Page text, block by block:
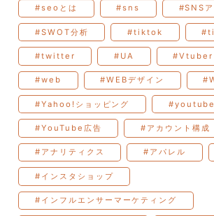
#seoとは #sns #SNSア
#SWOT分析 #tiktok
#twitter #UA #Vtuber
#web #WEBデザイン
#Yahoo!ショッピング #youtube
#YouTube広告 #アカウント構成
#アナリティクス #アパレル
#インスタショップ
#インフルエンサーマーケティング